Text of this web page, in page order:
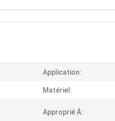
Application:
Matériel:
Approprié À: